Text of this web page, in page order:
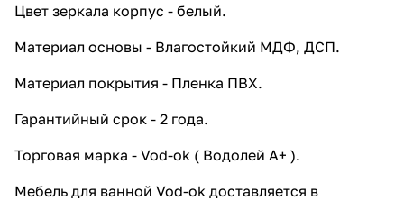
Цвет зеркала корпус - белый.
Материал основы - Влагостойкий МДФ, ДСП.
Материал покрытия - Пленка ПВХ.
Гарантийный срок - 2 года.
Торговая марка - Vod-ok ( Водолей А+ ).
Мебель для ванной Vod-ok доставляется в